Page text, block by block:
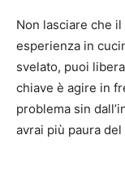
Non lasciare che
esperienza in
svelato, puoi
chiave è agire in
problema sin
avrai più paura del